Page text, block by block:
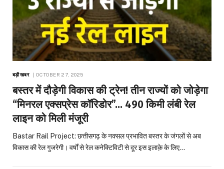
बड़ी खबर OCTOBER 27, 2025
बस्तर में दौड़ेगी विकास की ट्रेन! तीन राज्यों को जोड़ेगा
“मिनरल एक्सप्रेस कॉरिडोर”… 490 किमी लंबी रेल
लाइन को मिली मंजूरी
Bastar Rail Project: छत्तीसगढ़ के नक्सल प्रभावित बस्तर के जंगलों से अब
विकास की रेल गुजरेगी। वर्षों से रेल कनेक्टिविटी से दूर इस इलाक़े के लिए…